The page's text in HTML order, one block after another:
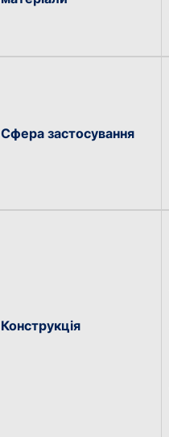
Сфера застосування
Конструкція